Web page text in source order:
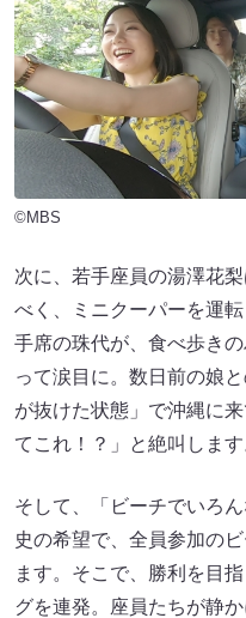
©MBS
次に、若手座員の湯澤花
べく、ミニクーパーを運
手席の珠代が、食べ歩き
って涙目に。数日前の娘
が抜けた状態」で沖縄に
てこれ！？」と絶叫します
そして、「ビーチでいろ
史の希望で、全員参加の
ます。そこで、勝利を目
グを連発。座員たちが静